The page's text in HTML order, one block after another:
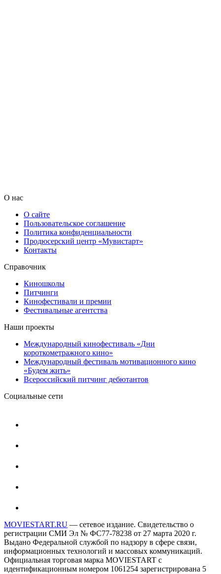
О нас
О сайте
Пользовательское соглашение
Политика конфиденциальности
Продюсерский центр «Мувистарт»
Контакты
Справочник
Киношколы
Питчинги
Кинофестивали и премии
Фестивальные агентства
Наши проекты
Международный кинофестиваль «Дни
короткометражного кино»
Международный фестиваль мотивационного кино
«Будем жить»
Всероссийский питчинг дебютантов
Социальные сети
MOVIESTART.RU — сетевое издание. Свидетельство о
регистрации СМИ Эл № ФС77-78238 от 27 марта 2020 г.
Выдано Федеральной службой по надзору в сфере связи,
информационных технологий и массовых коммуникаций.
Официальная торговая марка MOVIESTART с
идентификационным номером 1061254 зарегистрирована 5